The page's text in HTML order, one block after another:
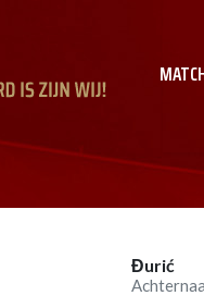
Đurić